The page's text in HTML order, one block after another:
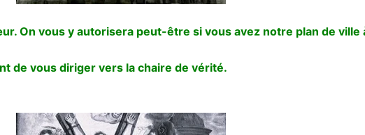
On vous y autorisera peut-être si vous avez notre plan de ville
de vous diriger vers la chaire de vérité.